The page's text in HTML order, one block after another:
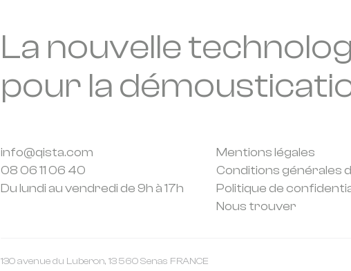
La nouvelle
pour la
info@qista.com
08 06 11 06 40
Du lundi au vendredi de 9h à 17h
Mentions légales
Conditions générales
Politique de
Nous trouver
130 avenue du Luberon, 13 560 Senas FRANCE